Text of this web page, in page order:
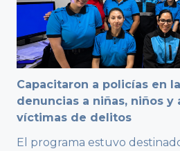
Capacitaron a policías en
denuncias a niñas, niños y
víctimas de delitos
El programa estuvo